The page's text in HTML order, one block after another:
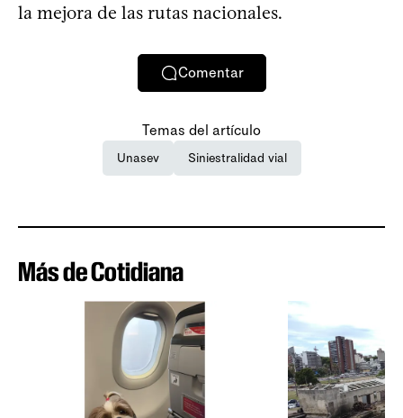
la mejora de las rutas nacionales.
Comentar
Temas del artículo
Unasev Siniestralidad vial
Más de Cotidiana